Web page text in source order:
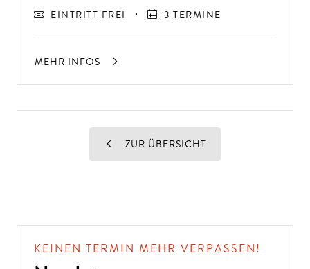
EINTRITT FREI 3 TERMINE
MEHR INFOS
ZUR ÜBERSICHT
KEINEN TERMIN MEHR VERPASSEN!